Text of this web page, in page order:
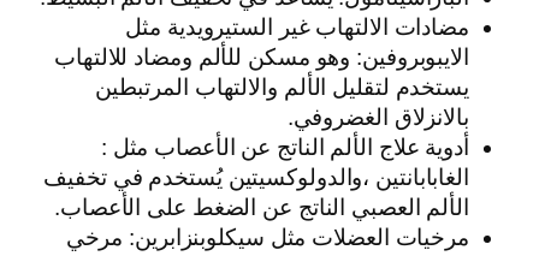
مضادات الالتهاب غير الستيرويدية مثل
الايبوبروفين: وهو مسكن للألم ومضاد للالتهاب
يستخدم لتقليل الألم والالتهاب المرتبطين
بالانزلاق الغضروفي.
أدوية علاج الألم الناتج عن الأعصاب مثل :
الغابابانتين ،والدولوكسيتين يُستخدم في تخفيف
الألم العصبي الناتج عن الضغط على الأعصاب.
مرخيات العضلات مثل سيكلوبنزابرين: مرخي